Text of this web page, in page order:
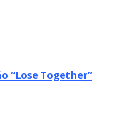
“Lose Together”